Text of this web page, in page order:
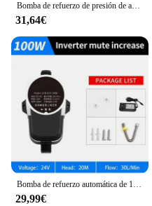
Bomba de refuerzo de presión de agua para el hogar, bomba de recirculación de agua silenciosa, ducha automática, 24V
31,64€
Bomba de refuerzo automática de 100/240W, 24V, para grifo de ducha, controlador de presión de bomba impermeable IP56, calentador de agua para el hogar, refuerzo en frío
29,99€